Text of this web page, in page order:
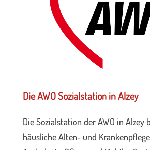
Die AWO Sozialstation in Alzey
Die Sozialstation der AWO in Alzey
häusliche Alten- und